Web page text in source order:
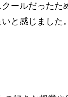
ールだったた
と感じました。